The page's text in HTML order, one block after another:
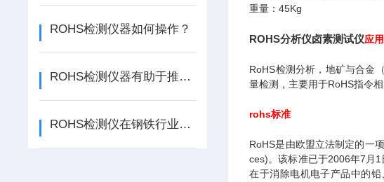
ROHS检测仪器如何操作？
ROHS检测仪器有助于推动环保意识的普及
ROHS检测仪在钢铁行业中的作用
重量：45Kg
ROHS分析仪卤素测试仪应
RoHS检测分析，地矿与合金
量检测，主要用于RoHS指令
rohs标准
RoHS是由欧盟立法制定的一
ces)。该标准已于2006年7月
在于消除电机电子产品中的